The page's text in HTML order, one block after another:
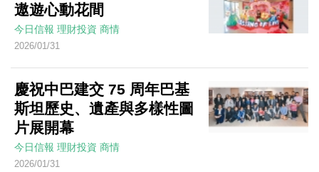
遨遊心動花間
今日信報 理財投資 商情
2026/01/31
慶祝中巴建交 75 周年巴基
斯坦歷史、遺產與多樣性圖
片展開幕
今日信報 理財投資 商情
2026/01/31